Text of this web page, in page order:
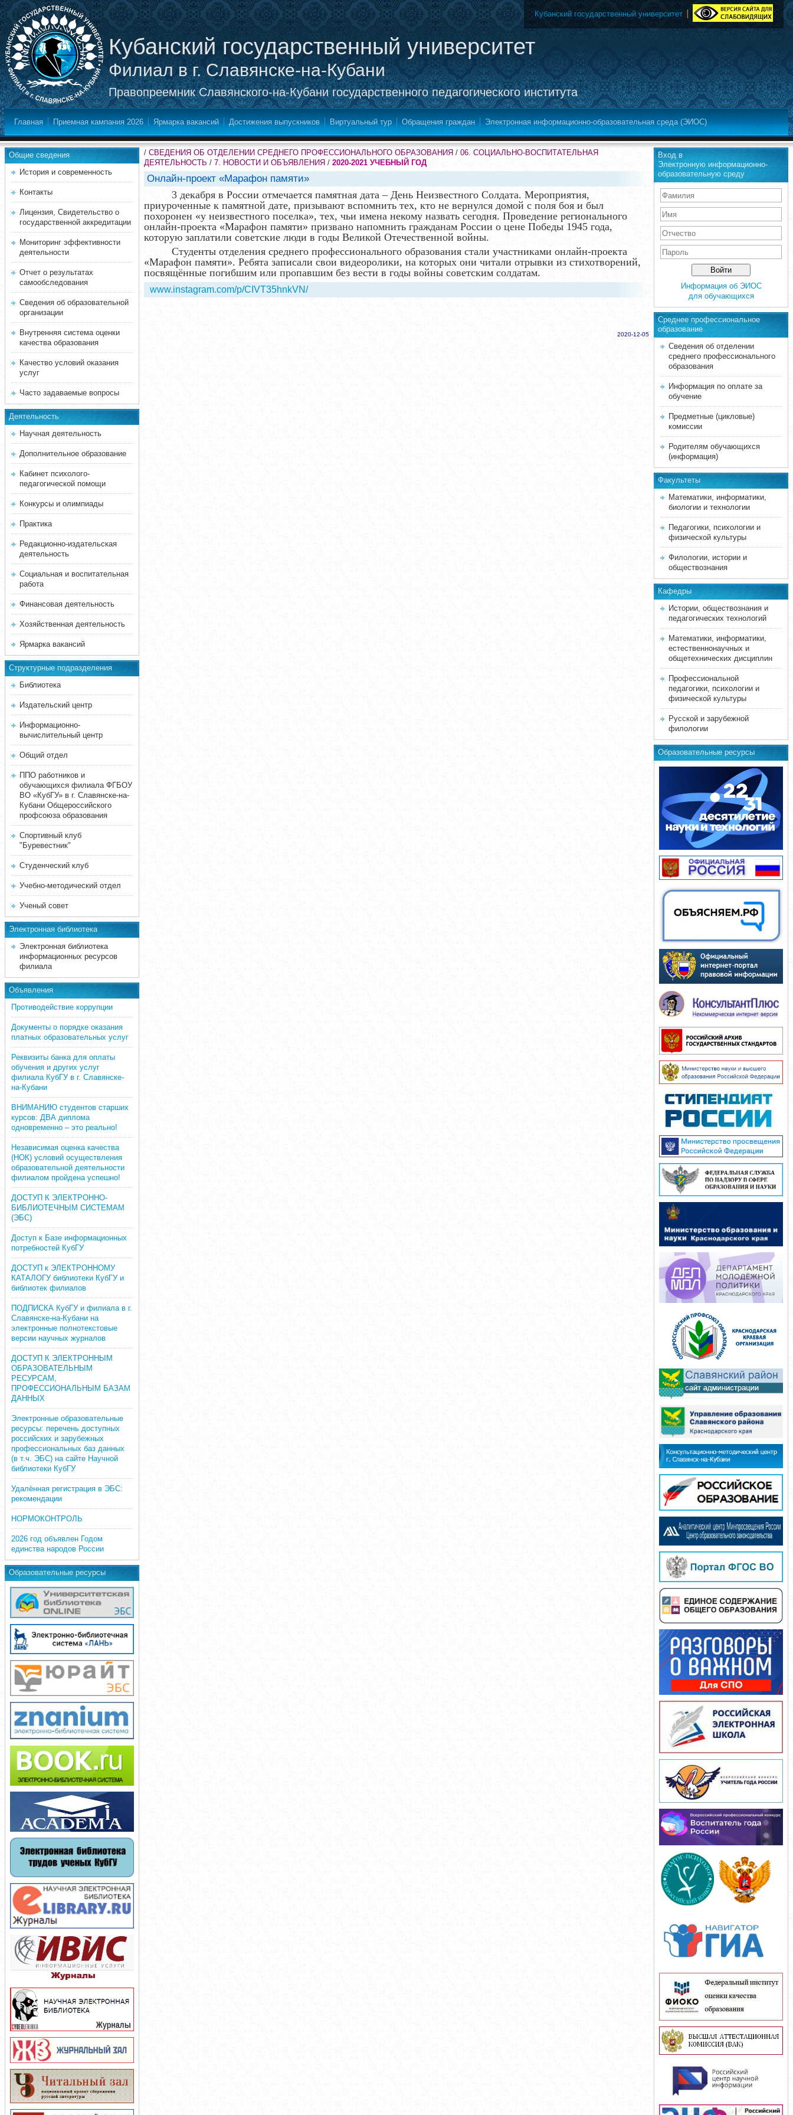
Кубанский государственный университет
Филиал в г. Славянске-на-Кубани
Правопреемник Славянского-на-Кубани государственного педагогического института
Кубанский государственный университет
Главная Приемная кампания 2026 Ярмарка вакансий Достижения выпускников Виртуальный тур Обращения граждан Электронная информационно-образовательная среда (ЭИОС)
Общие сведения
История и современность
Контакты
Лицензия, Свидетельство о
государственной аккредитации
Мониторинг эффективности
деятельности
Отчет о результатах
самообследования
Сведения об образовательной
организации
Внутренняя система оценки
качества образования
Качество условий оказания
услуг
Часто задаваемые вопросы
Деятельность
Научная деятельность
Дополнительное образование
Кабинет психолого-
педагогической помощи
Конкурсы и олимпиады
Практика
Редакционно-издательская
деятельность
Социальная и воспитательная
работа
Финансовая деятельность
Хозяйственная деятельность
Ярмарка вакансий
Структурные подразделения
Библиотека
Издательский центр
Информационно-
вычислительный центр
Общий отдел
ППО работников и
обучающихся филиала ФГБОУ
ВО «КубГУ» в г. Славянске-на-
Кубани Общероссийского
профсоюза образования
Спортивный клуб
"Буревестник"
Студенческий клуб
Учебно-методический отдел
Ученый совет
Электронная библиотека
Электронная библиотека
информационных ресурсов
филиала
Объявления
Противодействие коррупции
Документы о порядке оказания
платных образовательных услуг
Реквизиты банка для оплаты
обучения и других услуг
филиала КубГУ в г. Славянске-
на-Кубани
ВНИМАНИЮ студентов старших
курсов: ДВА диплома
одновременно – это реально!
Независимая оценка качества
(НОК) условий осуществления
образовательной деятельности
филиалом пройдена успешно!
ДОСТУП К ЭЛЕКТРОННО-
БИБЛИОТЕЧНЫМ СИСТЕМАМ
(ЭБС)
Доступ к Базе информационных
потребностей КубГУ
ДОСТУП к ЭЛЕКТРОННОМУ
КАТАЛОГУ библиотеки КубГУ и
библиотек филиалов
ПОДПИСКА КубГУ и филиала в г.
Славянске-на-Кубани на
электронные полнотекстовые
версии научных журналов
ДОСТУП К ЭЛЕКТРОННЫМ
ОБРАЗОВАТЕЛЬНЫМ
РЕСУРСАМ,
ПРОФЕССИОНАЛЬНЫМ БАЗАМ
ДАННЫХ
Электронные образовательные
ресурсы: перечень доступных
российских и зарубежных
профессиональных баз данных
(в т.ч. ЭБС) на сайте Научной
библиотеки КубГУ
Удалённая регистрация в ЭБС:
рекомендации
НОРМОКОНТРОЛЬ
2026 год объявлен Годом
единства народов России
Образовательные ресурсы
/ СВЕДЕНИЯ ОБ ОТДЕЛЕНИИ СРЕДНЕГО ПРОФЕССИОНАЛЬНОГО ОБРАЗОВАНИЯ / 06. СОЦИАЛЬНО-ВОСПИТАТЕЛЬНАЯ
ДЕЯТЕЛЬНОСТЬ / 7. НОВОСТИ И ОБЪЯВЛЕНИЯ / 2020-2021 УЧЕБНЫЙ ГОД
Онлайн-проект «Марафон памяти»
3 декабря в России отмечается памятная дата – День Неизвестного Солдата. Мероприятия,
приуроченные к памятной дате, призывают вспомнить тех, кто не вернулся домой с поля боя и был
похоронен «у неизвестного поселка», тех, чьи имена некому назвать сегодня. Проведение регионального
онлайн-проекта «Марафон памяти» призвано напомнить гражданам России о цене Победы 1945 года,
которую заплатили советские люди в годы Великой Отечественной войны.
Студенты отделения среднего профессионального образования стали участниками онлайн-проекта
«Марафон памяти». Ребята записали свои видеоролики, на которых они читали отрывки из стихотворений,
посвящённые погибшим или пропавшим без вести в годы войны советским солдатам.
www.instagram.com/p/CIVT35hnkVN/
2020-12-05
Вход в
Электронную информационно-
образовательную среду
Информация об ЭИОС
для обучающихся
Среднее професcиональное
образование
Сведения об отделении
среднего профессионального
образования
Информация по оплате за
обучение
Предметные (цикловые)
комиссии
Родителям обучающихся
(информация)
Факультеты
Математики, информатики,
биологии и технологии
Педагогики, психологии и
физической культуры
Филологии, истории и
обществознания
Кафедры
Истории, обществознания и
педагогических технологий
Математики, информатики,
естественнонаучных и
общетехнических дисциплин
Профессиональной
педагогики, психологии и
физической культуры
Русской и зарубежной
филологии
Образовательные ресурсы